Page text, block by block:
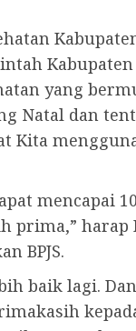
yang
Natal dan
Kita
mencapai
prima,” harap
BPJS.
baik lagi.